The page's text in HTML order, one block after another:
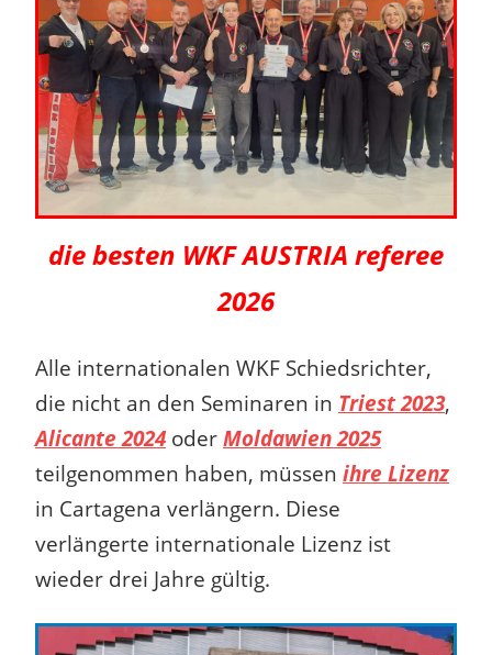
die besten WKF AUSTRIA referee
2026
Alle internationalen WKF Schiedsrichter,
die nicht an den Seminaren in Triest 2023,
Alicante 2024oder Moldawien 2025
teilgenommen haben, müssen ihre Lizenz
in Cartagena verlängern. Diese
verlängerte internationale Lizenz ist
wieder drei Jahre gültig.